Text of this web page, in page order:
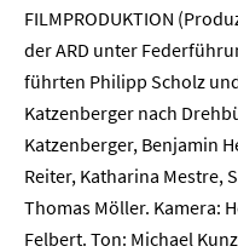
FILMPRODUKTION
der ARD unter
führten Philipp Scholz
Katzenberger nach
Katzenberger, Benjamin
Reiter, Katharina Mestre,
Thomas Möller. Kamera:
Felbert. Ton: Michael
Home
Unternehmen
Presse